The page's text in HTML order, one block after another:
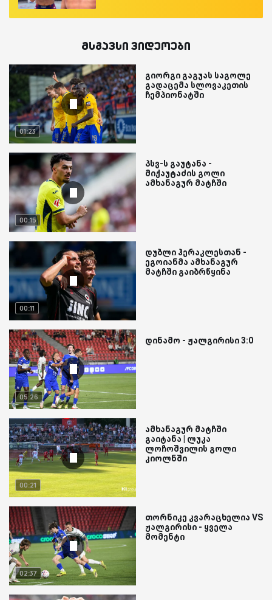
მსგავსი ვიდეოები
01:23
გიორგი გაგუას საგოლე
გადაცემა სლოვაკეთის
ჩემპიონატში
00:15
პსვ-ს გაუტანა -
მიქაუტაძის გოლი
ამხანაგურ მატჩში
00:11
დუბლი ჰერაკლესთან -
ეგოიანმა ამხანაგურ
მატჩში გაიბრწყინა
05:26
დინამო - ჟალგირისი 3:0
00:21
ამხანაგურ მატჩში
გაიტანა | ლუკა
ლოჩოშვილის გოლი
კიოლნში
02:37
თორნიკე კვარაცხელია VS
ჟალგირისი - ყველა
მომენტი